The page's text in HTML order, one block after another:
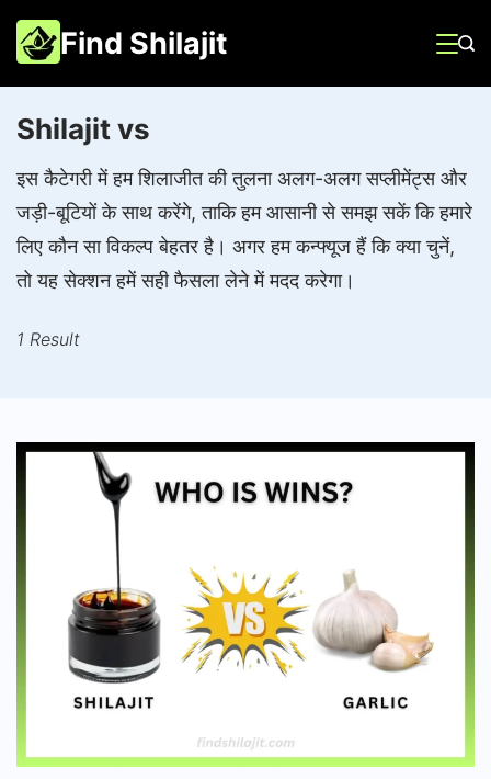
Skip
to
content
Find Shilajit
Shilajit vs
इस कैटेगरी में हम शिलाजीत की तुलना अलग-अलग सप्लीमेंट्स और
जड़ी-बूटियों के साथ करेंगे, ताकि हम आसानी से समझ सकें कि हमारे
लिए कौन सा विकल्प बेहतर है। अगर हम कन्फ्यूज हैं कि क्या चुनें,
तो यह सेक्शन हमें सही फैसला लेने में मदद करेगा।
1 Result